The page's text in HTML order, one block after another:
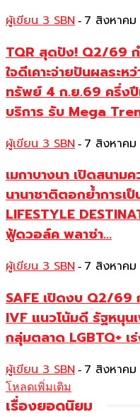
ผู้เขียน 3 SBN - 7 สิงหาค
TQR สุดปัง! Q2/69
ใจดีเคาะจ่ายปันผลระ
ทรัพย์ 4 ก.ย.69 ครึ่
บริการ รับ Mega
ผู้เขียน 3 SBN - 7 สิงหาค
เมกาบางนา เปิดสนาม
นานาชาติตอกย้ำการเ
LIFESTYLE
ฟู้ดวอล์ค พลาซ่า...
ผู้เขียน 3 SBN - 7 สิงหาค
SAFE เปิดงบ Q2/69
IVF แนวโน้มดี รัฐหนุน
กลุ่มตลาด LGBTQ+ เ
ผู้เขียน 3 SBN - 7 สิงหาค
โหลดเพิ่มเติม
เรื่องยอดนิยม